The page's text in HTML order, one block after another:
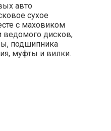
авто
сухое
с маховиком
ведомого дисков,
подшипника
муфты и вилки.